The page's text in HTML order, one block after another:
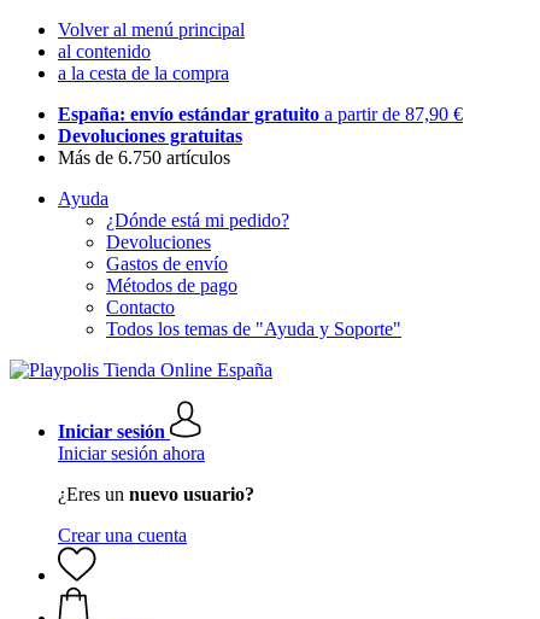
Volver al menú principal
al contenido
a la cesta de la compra
España: envío estándar gratuito a partir de 87,90 €
Devoluciones gratuitas
Más de 6.750 artículos
Ayuda
¿Dónde está mi pedido?
Devoluciones
Gastos de envío
Métodos de pago
Contacto
Todos los temas de "Ayuda y Soporte"
Iniciar sesión
Iniciar sesión ahora
¿Eres un nuevo usuario?
Crear una cuenta